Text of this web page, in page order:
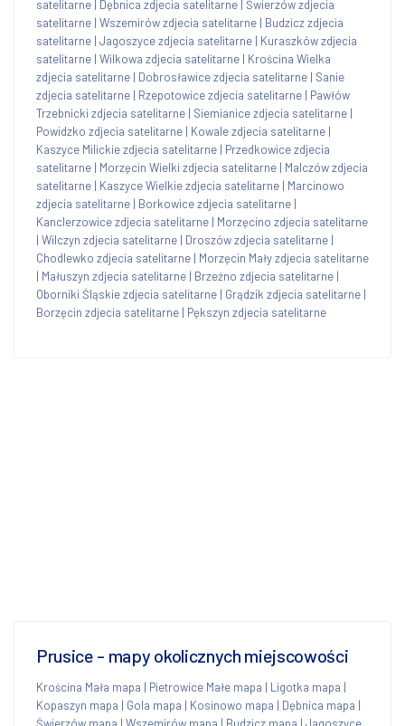
satelitarne Dębnica zdjecia satelitarne Świerzów zdjecia
satelitarne | Wszemirów zdjecia satelitarne | Budzicz zdjecia
satelitarne | Jagoszyce zdjecia satelitarne | Kuraszków zdjecia
satelitarne | Wilkowa zdjecia satelitarne | Krościna Wielka
zdjecia satelitarne | Dobrosławice zdjecia satelitarne | Sanie
zdjecia satelitarne | Rzepotowice zdjecia satelitarne | Pawłów
Trzebnicki zdjecia satelitarne | Siemianice zdjecia satelitarne |
Powidzko zdjecia satelitarne | Kowale zdjecia satelitarne |
Kaszyce Milickie zdjecia satelitarne | Przedkowice zdjecia
satelitarne | Morzęcin Wielki zdjecia satelitarne | Malczów zdjecia
satelitarne | Kaszyce Wielkie zdjecia satelitarne | Marcinowo
zdjecia satelitarne | Borkowice zdjecia satelitarne |
Kanclerzowice zdjecia satelitarne | Morzęcino zdjecia satelitarne
| Wilczyn zdjecia satelitarne | Droszów zdjecia satelitarne |
Chodlewko zdjecia satelitarne | Morzęcin Mały zdjecia satelitarne
| Małuszyn zdjecia satelitarne | Brzeźno zdjecia satelitarne |
Oborniki Śląskie zdjecia satelitarne | Grądzik zdjecia satelitarne |
Borzęcin zdjecia satelitarne | Pększyn zdjecia satelitarne
Prusice - mapy okolicznych miejscowości
Krościna Mała mapa | Pietrowice Małe mapa | Ligotka mapa |
Kopaszyn mapa | Gola mapa | Kosinowo mapa | Dębnica mapa |